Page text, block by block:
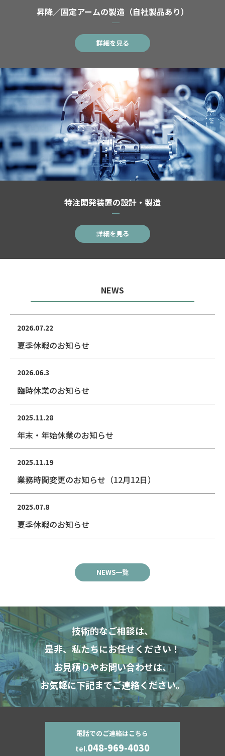
昇降／固定アームの製造（自社製品あり）
詳細を見る
特注開発装置の設計・製造
詳細を見る
NEWS
2026.07.22
夏季休暇のお知らせ
2026.06.3
臨時休業のお知らせ
2025.11.28
年末・年始休業のお知らせ
2025.11.19
業務時間変更のお知らせ（12月12日）
2025.07.8
夏季休暇のお知らせ
NEWS一覧
技術的なご相談は、
是非、私たちにお任せください！
お見積りやお問い合わせは、
お気軽に下記までご連絡ください。
電話でのご連絡はこちら
tel.048-969-4030